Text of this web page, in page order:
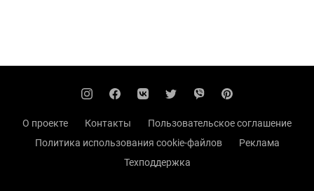
О проекте Контакты
Пользовательское соглашение
Политика использования cookie-файлов
Реклама
Техподдержка